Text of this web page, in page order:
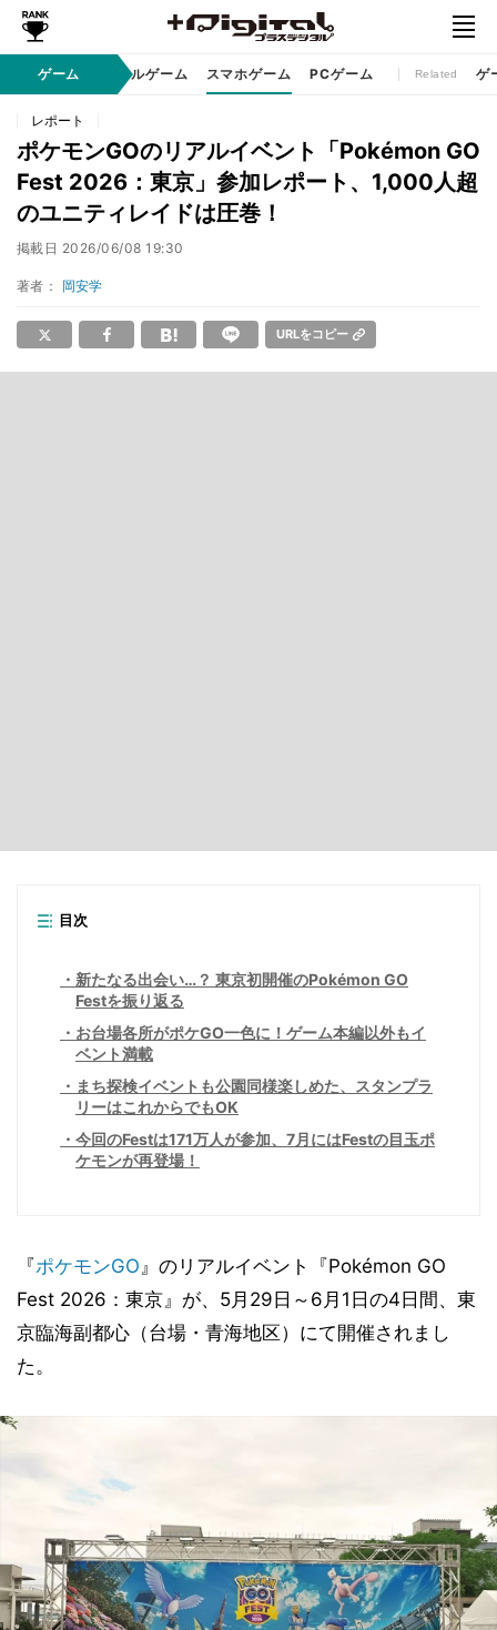
ゲーム
ポーツ コンソールゲーム スマホゲーム PCゲーム Related ゲ
レポート
ポケモンGOのリアルイベント「Pokémon GO
Fest 2026：東京」参加レポート、1,000人超
のユニティレイドは圧巻！
掲載日 2026/06/08 19:30
著者： 岡安学
URLをコピー
目次
新たなる出会い…？ 東京初開催のPokémon GO
Festを振り返る
お台場各所がポケGO一色に！ゲーム本編以外もイ
ベント満載
まち探検イベントも公園同様楽しめた、スタンプラ
リーはこれからでもOK
今回のFestは171万人が参加、7月にはFestの目玉ポ
ケモンが再登場！
『ポケモンGO』のリアルイベント『Pokémon GO
Fest 2026：東京』が、5月29日～6月1日の4日間、東
京臨海副都心（台場・青海地区）にて開催されまし
た。